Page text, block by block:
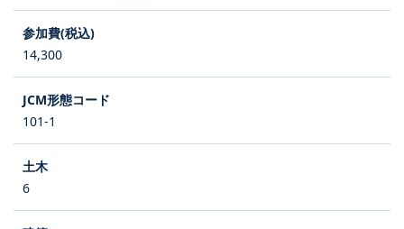
14,300
101-1
6